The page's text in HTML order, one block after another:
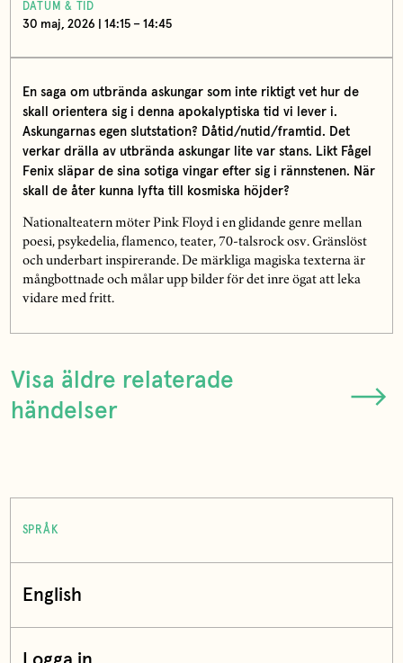
DATUM & TID
30 maj, 2026 | 14:15 – 14:45
En saga om utbrända askungar som inte riktigt vet hur de
skall orientera sig i denna apokalyptiska tid vi lever i.
Askungarnas egen slutstation? Dåtid/nutid/framtid. Det
verkar drälla av utbrända askungar lite var stans. Likt Fågel
Fenix släpar de sina sotiga vingar efter sig i rännstenen. När
skall de åter kunna lyfta till kosmiska höjder?
Nationalteatern möter Pink Floyd i en glidande genre mellan
poesi, psykedelia, flamenco, teater, 70-talsrock osv. Gränslöst
och underbart inspirerande. De märkliga magiska texterna är
mångbottnade och målar upp bilder för det inre ögat att leka
vidare med fritt.
Visa äldre relaterade
händelser
SPRÅK
English